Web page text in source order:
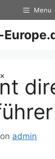
×
Menu
admin